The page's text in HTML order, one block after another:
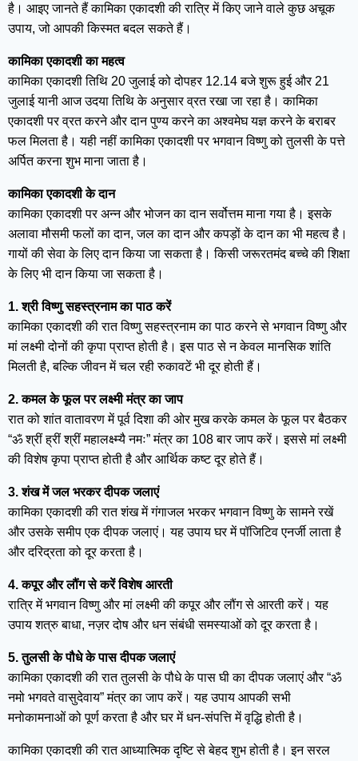
है। आइए जानते हैं कामिका एकादशी की रात्रि में किए जाने वाले कुछ अचूक
उपाय, जो आपकी किस्मत बदल सकते हैं।
कामिका एकादशी का महत्व
कामिका एकादशी तिथि 20 जुलाई को दोपहर 12.14 बजे शुरू हुई और 21
जुलाई यानी आज उदया तिथि के अनुसार व्रत रखा जा रहा है। कामिका
एकादशी पर व्रत करने और दान पुण्य करने का अश्वमेघ यज्ञ करने के बराबर
फल मिलता है। यही नहीं कामिका एकादशी पर भगवान विष्णु को तुलसी के पत्ते
अर्पित करना शुभ माना जाता है।
कामिका एकादशी के दान
कामिका एकादशी पर अन्न और भोजन का दान सर्वोत्तम माना गया है। इसके
अलावा मौसमी फलों का दान, जल का दान और कपड़ों के दान का भी महत्व है।
गायों की सेवा के लिए दान किया जा सकता है। किसी जरूरतमंद बच्चे की शिक्षा
के लिए भी दान किया जा सकता है।
1. श्री विष्णु सहस्त्रनाम का पाठ करें
कामिका एकादशी की रात विष्णु सहस्त्रनाम का पाठ करने से भगवान विष्णु और
मां लक्ष्मी दोनों की कृपा प्राप्त होती है। इस पाठ से न केवल मानसिक शांति
मिलती है, बल्कि जीवन में चल रही रुकावटें भी दूर होती हैं।
2. कमल के फूल पर लक्ष्मी मंत्र का जाप
रात को शांत वातावरण में पूर्व दिशा की ओर मुख करके कमल के फूल पर बैठकर
“ॐ श्रीं ह्रीं श्रीं महालक्ष्म्यै नमः” मंत्र का 108 बार जाप करें। इससे मां लक्ष्मी
की विशेष कृपा प्राप्त होती है और आर्थिक कष्ट दूर होते हैं।
3. शंख में जल भरकर दीपक जलाएं
कामिका एकादशी की रात शंख में गंगाजल भरकर भगवान विष्णु के सामने रखें
और उसके समीप एक दीपक जलाएं। यह उपाय घर में पॉजिटिव एनर्जी लाता है
और दरिद्रता को दूर करता है।
4. कपूर और लौंग से करें विशेष आरती
रात्रि में भगवान विष्णु और मां लक्ष्मी की कपूर और लौंग से आरती करें। यह
उपाय शत्रु बाधा, नज़र दोष और धन संबंधी समस्याओं को दूर करता है।
5. तुलसी के पौधे के पास दीपक जलाएं
कामिका एकादशी की रात तुलसी के पौधे के पास घी का दीपक जलाएं और “ॐ
नमो भगवते वासुदेवाय” मंत्र का जाप करें। यह उपाय आपकी सभी
मनोकामनाओं को पूर्ण करता है और घर में धन-संपत्ति में वृद्धि होती है।
कामिका एकादशी की रात आध्यात्मिक दृष्टि से बेहद शुभ होती है। इन सरल